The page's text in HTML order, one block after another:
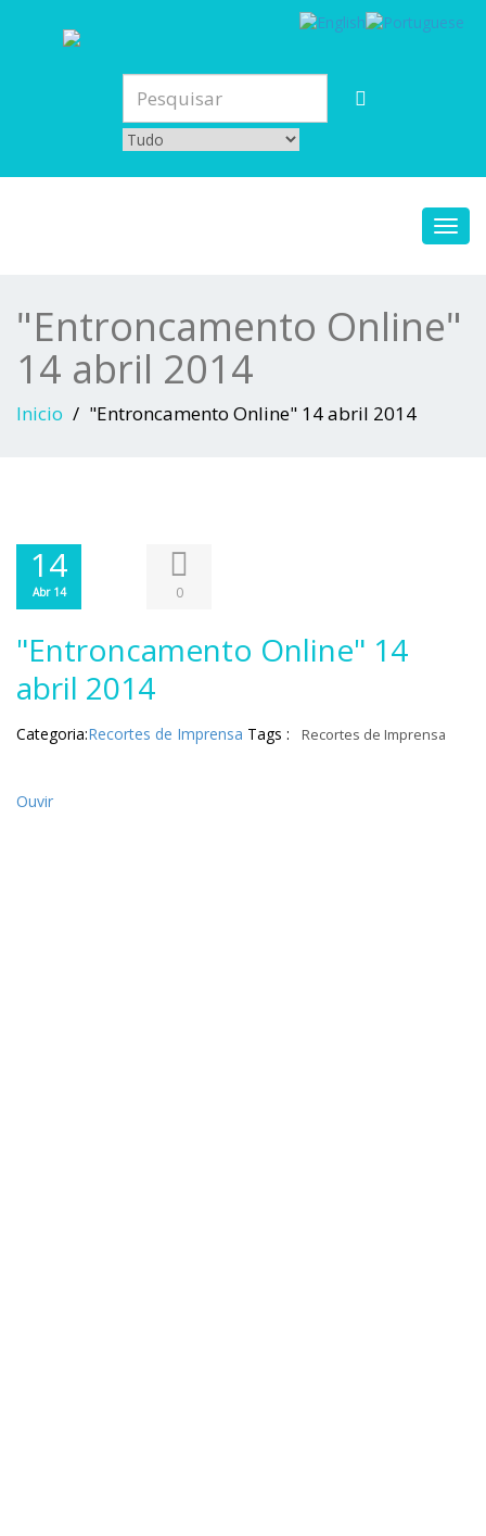
"Entroncamento Online"
14 abril 2014
Inicio "Entroncamento Online" 14 abril 2014
14
Abr 14 0
"Entroncamento Online" 14
abril 2014
Categoria:Recortes de Imprensa Tags : Recortes de Imprensa
Ouvir